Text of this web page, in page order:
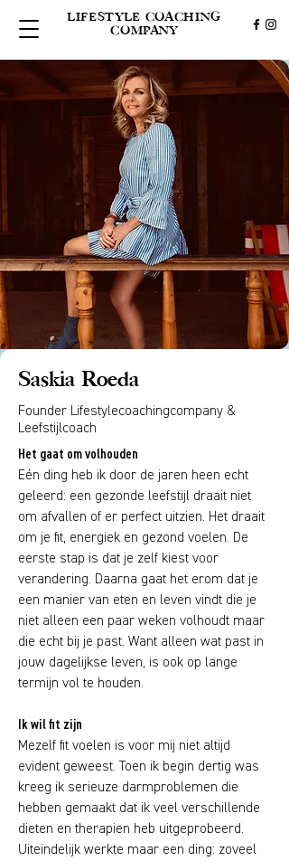
LIFESTYLE COACHING
COMPANY
Saskia Roeda
Founder Lifestylecoachingcompany &
Leefstijlcoach
Het gaat om volhouden
Eén ding heb ik door de jaren heen echt
geleerd: een gezonde leefstijl draait niet
om afvallen of er perfect uitzien. Het draait
om je fit, energiek en gezond voelen. De
eerste stap is dat je zelf kiest voor
verandering. Daarna gaat het erom dat je
een manier van eten en leven vindt die je
niet alleen een paar weken volhoudt maar
die echt bij je past. Want alleen wat past in
jouw dagelijkse leven, is ook op lange
termijn vol te houden.
Ik wil fit zijn
Mezelf fit voelen is voor mij niet altijd
evident geweest. Toen ik begin dertig was
kreeg ik serieuze darmproblemen die
hebben gemaakt dat ik veel verschillende
dieten en therapien heb uitgeprobeerd.
Uiteindelijk werkte maar een ding: zoveel